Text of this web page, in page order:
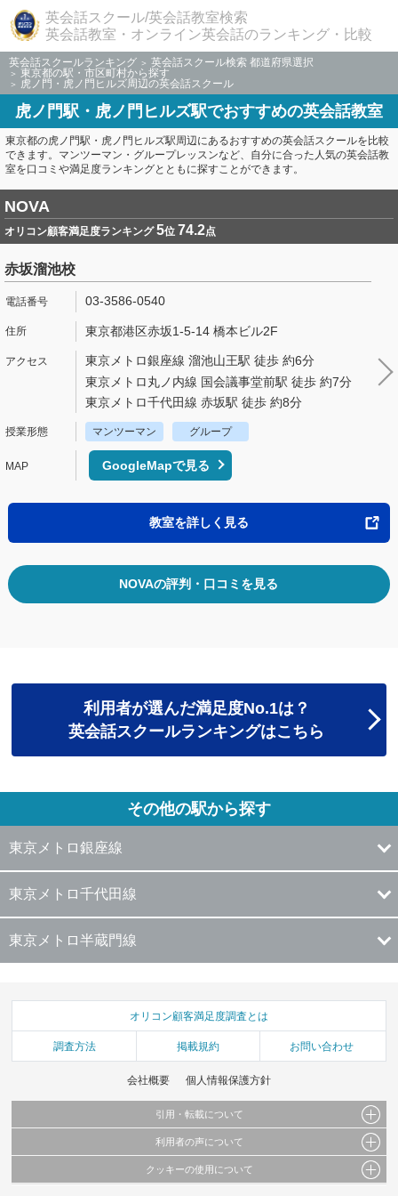
英会話スクール/英会話教室検索
英会話教室・オンライン英会話のランキング・比較
英会話スクールランキング
英会話スクール検索 都道府県選択
東京都の駅・市区町村から探す
虎ノ門・虎ノ門ヒルズ周辺の英会話スクール
虎ノ門駅・虎ノ門ヒルズ駅でおすすめの英会話教室
東京都の虎ノ門駅・虎ノ門ヒルズ駅周辺にあるおすすめの英会話スクールを比較
できます。マンツーマン・グループレッスンなど、自分に合った人気の英会話教
室を口コミや満足度ランキングとともに探すことができます。
NOVA
オリコン顧客満足度ランキング5位 74.2点
赤坂溜池校
03-3586-0540
東京都港区赤坂1-5-14 橋本ビル2F
東京メトロ銀座線 溜池山王駅 徒歩 約6分
東京メトロ丸ノ内線 国会議事堂前駅 徒歩 約7分
東京メトロ千代田線 赤坂駅 徒歩 約8分
マンツーマン グループ
GoogleMapで見る
教室を詳しく見る
NOVAの評判・口コミを見る
利用者が選んだ満足度No.1は？
英会話スクールランキングはこちら
その他の駅から探す
東京メトロ銀座線
東京メトロ千代田線
東京メトロ半蔵門線
オリコン顧客満足度調査とは
調査方法 掲載規約 お問い合わせ
会社概要 個人情報保護方針
引用・転載について
当サイトで公開されている情報（文字、写真、イラスト、画像データ等）及びこれらの配
これらの情報を権利者の許可なく無断転載・複製などの二次利用を行うことは固く禁じて
利用者の声について
当サイトに掲載している内容はすべてサービスの利用者が提出された見解・感想です。
クッキーの使用について